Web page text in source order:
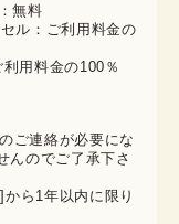
無料
ル：ご利用料金の
用料金の100％
ご連絡が必要にな
んのでご了承下さ
ら1年以内に限り